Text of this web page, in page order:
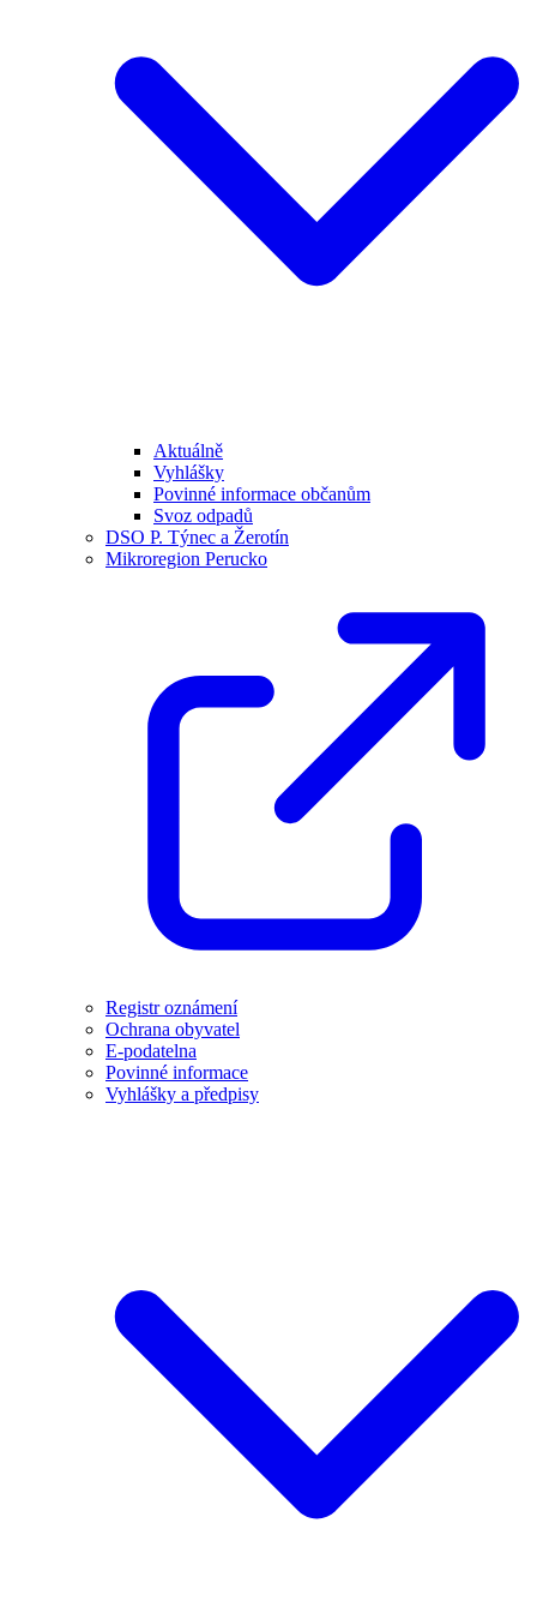
Aktuálně
Vyhlášky
Povinné informace občanům
Svoz odpadů
DSO P. Týnec a Žerotín
Mikroregion Perucko
Registr oznámení
Ochrana obyvatel
E-podatelna
Povinné informace
Vyhlášky a předpisy